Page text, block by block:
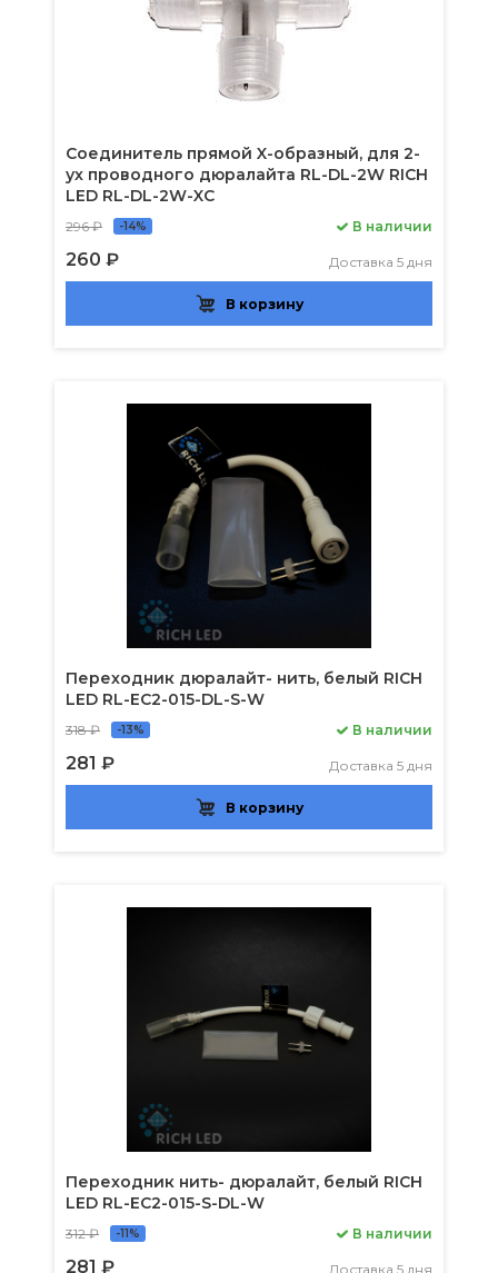
Соединитель прямой X-образный, для 2-
ух проводного дюралайта RL-DL-2W RICH
LED RL-DL-2W-XC
296 ₽ -14%
260 ₽
В наличии
Доставка 5 дня
В корзину
Переходник дюралайт- нить, белый RICH
LED RL-EC2-015-DL-S-W
318 ₽ -13%
281 ₽
В наличии
Доставка 5 дня
В корзину
Переходник нить- дюралайт, белый RICH
LED RL-EC2-015-S-DL-W
312 ₽ -11%
281 ₽
В наличии
Доставка 5 дня